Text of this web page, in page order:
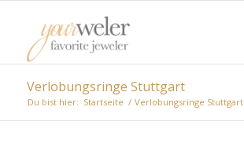
Verlobungsringe Stuttgart
Du bist hier: Startseite / Verlobungsringe Stuttgart